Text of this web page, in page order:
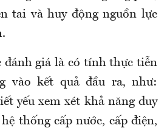
tai và huy động nguồn lực
đánh giá là có tính thực tiễn
vào kết quả đầu ra, như:
yếu xem xét khả năng duy
thống cấp nước, cấp điện,